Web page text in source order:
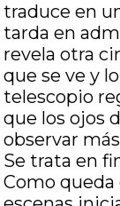
traduce en
tarda en
revela otra
que se ve y
telescopio
que los ojos
observar
Se trata en
Como queda